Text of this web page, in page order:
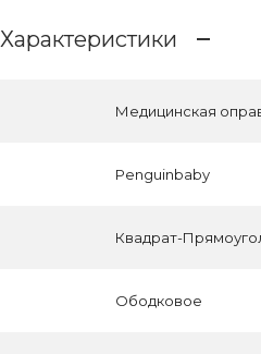
Характеристики
Медицинская
Penguinbaby
Квадрат-
Ободковое